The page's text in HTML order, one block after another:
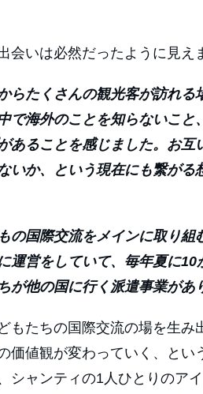
会いは必然だったように見え
らたくさんの観光客が訪れ
で海外のことを知らないこ
あることを感じました。お
いか、という現在にも繋がる
の国際交流をメインに取り組
運営をしていて、毎年夏に
が他の国に行く派遣事業があ
もたちの国際交流の場を生
価値観が変わっていく、とい
シャンティの1人ひとりのア